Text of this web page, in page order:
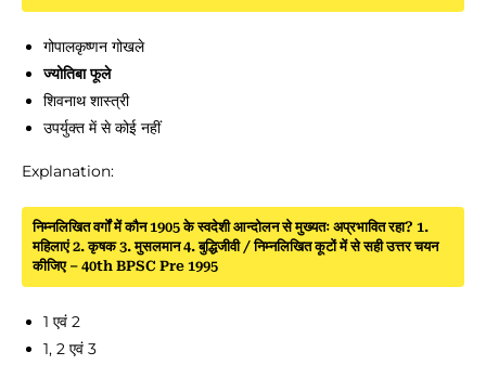
गोपालकृष्णन गोखले
ज्योतिबा फूले
शिवनाथ शास्त्री
उपर्युक्त में से कोई नहीं
Explanation:
निम्नलिखित वर्गों में कौन 1905 के स्वदेशी आन्दोलन से मुख्यतः अप्रभावित रहा? 1.
महिलाएं 2. कृषक 3. मुसलमान 4. बुद्धिजीवी / निम्नलिखित कूटों में से सही उत्तर चयन
कीजिए – 40th BPSC Pre 1995
1 एवं 2
1, 2 एवं 3